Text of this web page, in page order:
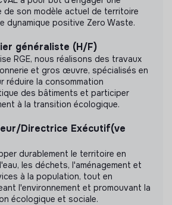
de son modèle actuel de territoire
dynamique positive Zero Waste.
généraliste (H/F)
RGE, nous réalisons des travaux
et gros œuvre, spécialisés en
réduire la consommation
des bâtiments et participer
à la transition écologique.
Directrice Exécutif(ve
durablement le territoire en
les déchets, l'aménagement et
à la population, tout en
l'environnement et promouvant la
écologique et sociale.